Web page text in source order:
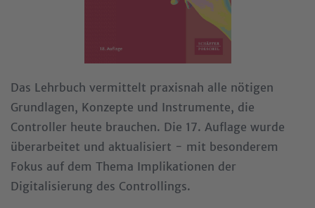
Das Lehrbuch vermittelt praxisnah alle nötigen
Grundlagen, Konzepte und Instrumente, die
Controller heute brauchen. Die 17. Auflage wurde
überarbeitet und aktualisiert - mit besonderem
Fokus auf dem Thema Implikationen der
Digitalisierung des Controllings.